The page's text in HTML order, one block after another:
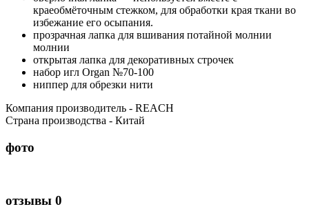
краеобмёточным стежком, для обработки края ткани во
избежание его осыпания.
прозрачная лапка для вшивания потайной молнии
молнии
открытая лапка для декоративных строчек
набор игл Organ №70-100
ниппер для обрезки нити
Компания производитель - REACH
Cтрана производства - Китай
фото
отзывы 0